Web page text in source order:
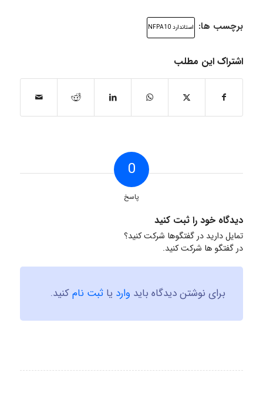
برچسب ها: استاندارد NFPA10
اشتراک این مطلب
0
پاسخ
دیدگاه خود را ثبت کنید
تمایل دارید در گفتگوها شرکت کنید؟
در گفتگو ها شرکت کنید.
برای نوشتن دیدگاه باید وارد یا ثبت نامکنید.